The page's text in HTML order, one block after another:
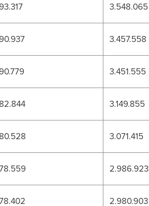
93.317 3.548.065
90.937 3.457.558
90.779 3.451.555
82.844 3.149.855
80.528 3.071.415
2.986.923
2.980.903